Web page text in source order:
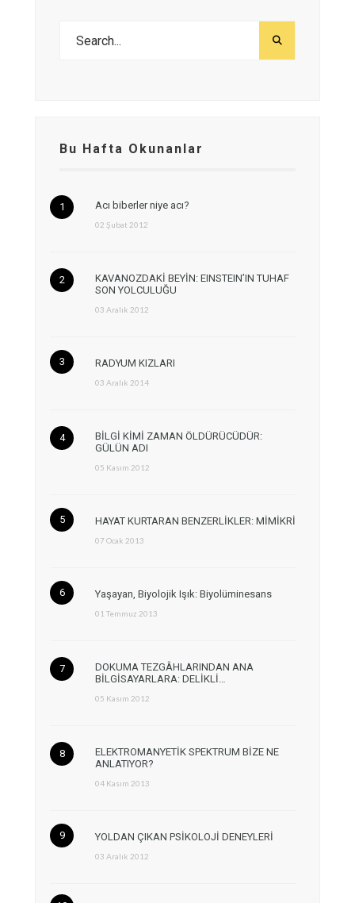
Bu Hafta Okunanlar
Acı biberler niye acı?
02 Şubat 2012
KAVANOZDAKİ BEYİN: EINSTEIN’IN TUHAF
SON YOLCULUĞU
03 Aralık 2012
RADYUM KIZLARI
03 Aralık 2014
BİLGİ KİMİ ZAMAN ÖLDÜRÜCÜDÜR:
GÜLÜN ADI
05 Kasım 2012
HAYAT KURTARAN BENZERLİKLER: MİMİKRİ
07 Ocak 2013
Yaşayan, Biyolojik Işık: Biyolüminesans
01 Temmuz 2013
DOKUMA TEZGÂHLARINDAN ANA
BİLGİSAYARLARA: DELİKLİ…
05 Kasım 2012
ELEKTROMANYETİK SPEKTRUM BİZE NE
ANLATIYOR?
04 Kasım 2013
YOLDAN ÇIKAN PSİKOLOJİ DENEYLERİ
03 Aralık 2012